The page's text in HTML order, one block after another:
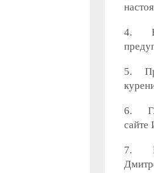
4. В
5.
6.
сайте
7.